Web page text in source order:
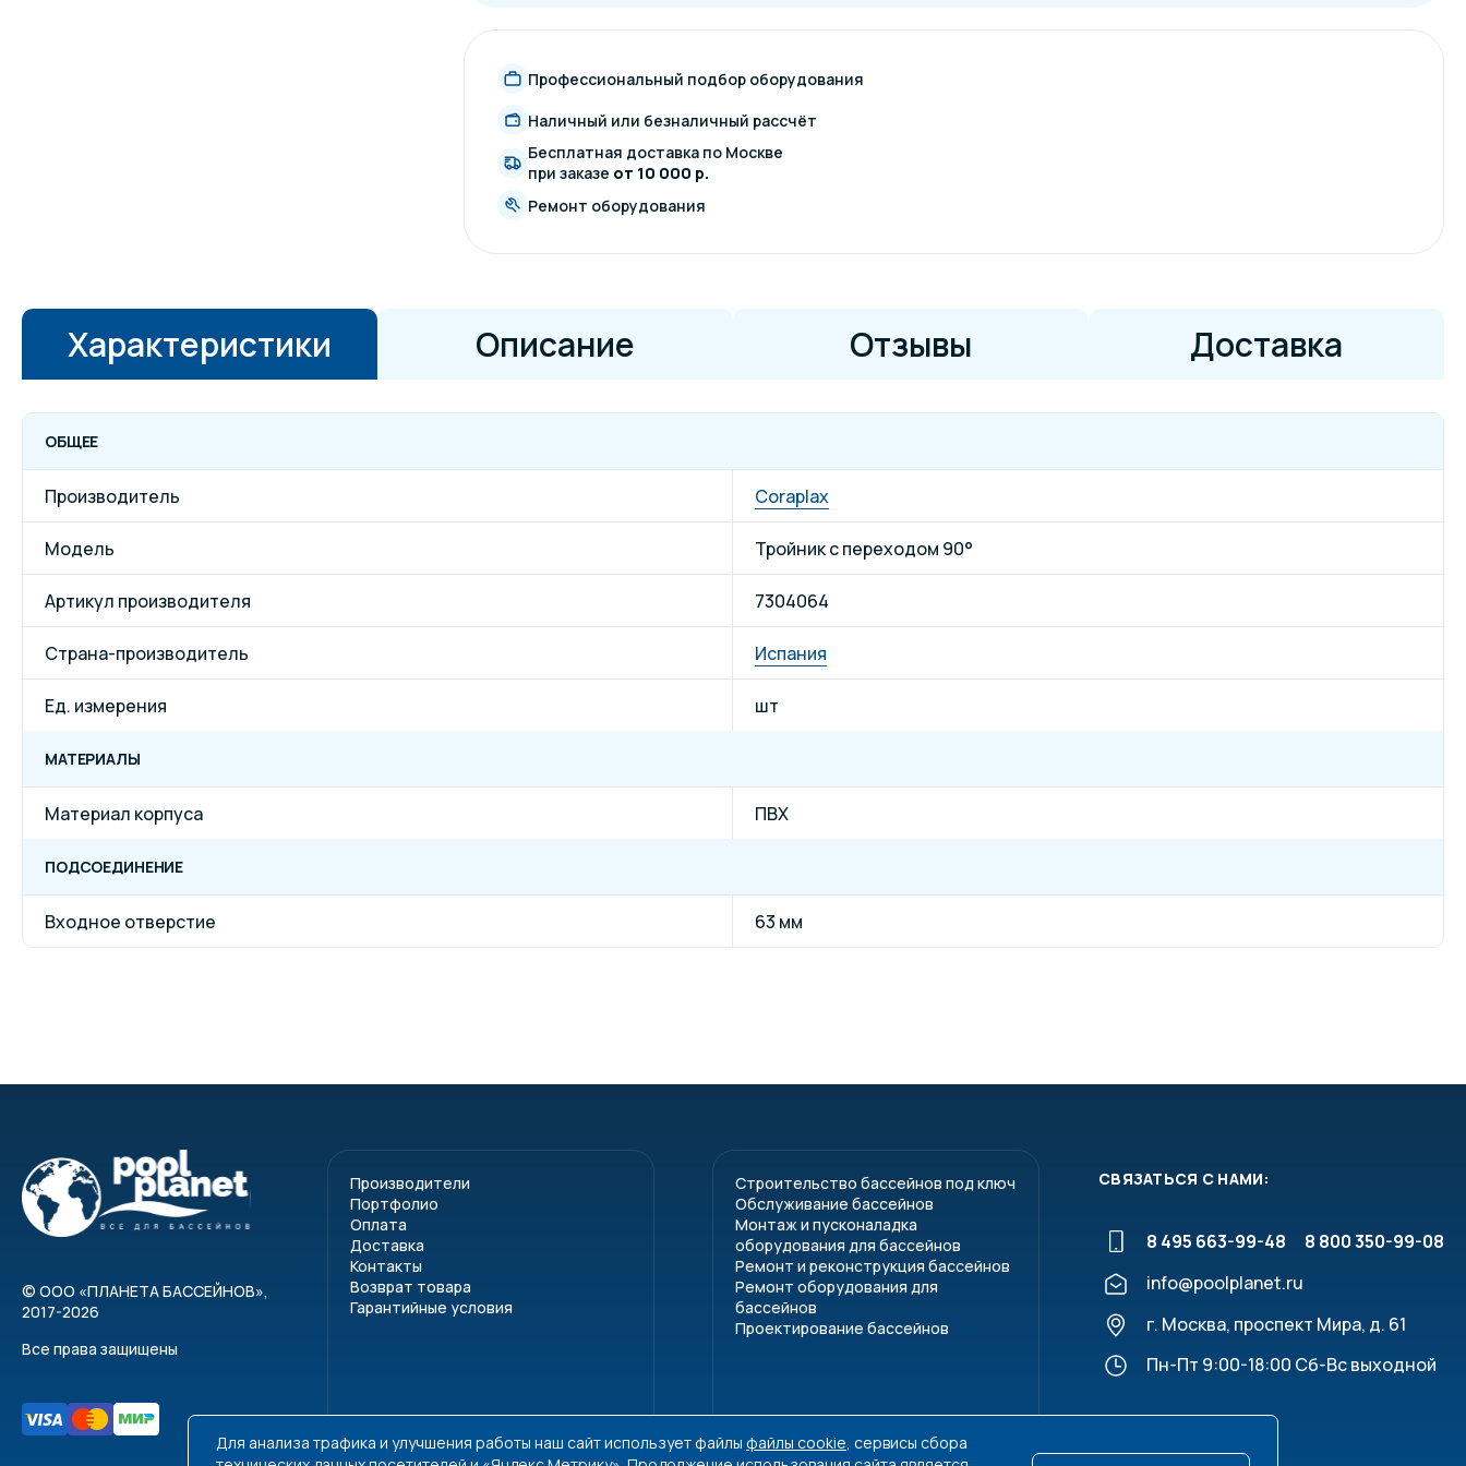
Профессиональный подбор оборудования
Наличный или безналичный рассчёт
Бесплатная доставка по Москве
при заказе от 10 000 р.
Ремонт оборудования
Характеристики Описание Отзывы Доставка
ОБЩЕЕ
Производитель Coraplax
Модель Тройник с переходом 90°
Артикул производителя 7304064
Страна-производитель Испания
Ед. измерения шт
МАТЕРИАЛЫ
Материал корпуса ПВХ
ПОДСОЕДИНЕНИЕ
Входное отверстие 63 мм
© ООО «ПЛАНЕТА БАССЕЙНОВ»,
2017-2026
Все права защищены
Производители
Портфолио
Оплата
Доставка
Контакты
Возврат товара
Гарантийные условия
Строительство бассейнов под ключ
Обслуживание бассейнов
Монтаж и пусконаладка
оборудования для бассейнов
Ремонт и реконструкция бассейнов
Ремонт оборудования для
бассейнов
Проектирование бассейнов
СВЯЗАТЬСЯ С НАМИ:
8 495 663-99-48
8 800 350-99-08
info@poolplanet.ru
г. Москва, проспект Мира, д. 61
Пн-Пт 9:00-18:00 Сб-Вс выходной
Для анализа трафика и улучшения работы наш сайт использует файлы файлы cookie, сервисы сбора